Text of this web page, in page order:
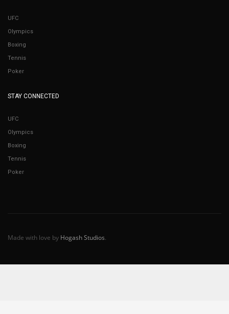
UFC
Olympics
Boxing
Tennis
Poker
STAY CONNECTED
UFC
Olympics
Boxing
Tennis
Poker
Made with love by Hogash Studios.